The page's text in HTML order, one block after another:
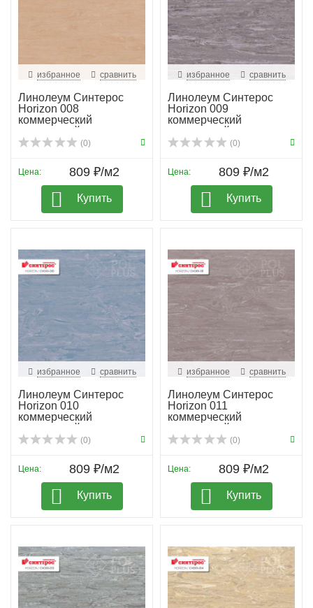
избранное сравнить
Линолеум Синтерос
Horizon 008
коммерческий
гомогенный
(0)
Цена: 809 ₽/м2
Купить
избранное сравнить
Линолеум Синтерос
Horizon 009
коммерческий
гомогенный
(0)
Цена: 809 ₽/м2
Купить
избранное сравнить
Линолеум Синтерос
Horizon 010
коммерческий
гомогенный
(0)
Цена: 809 ₽/м2
Купить
избранное сравнить
Линолеум Синтерос
Horizon 011
коммерческий
гомогенный
(0)
Цена: 809 ₽/м2
Купить